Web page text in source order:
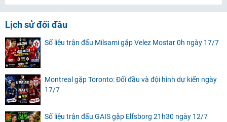
Lịch sử đối đầu
Số liệu trận đấu Milsami gặp Velez Mostar 0h ngày 17/7
Montreal gặp Toronto: Đối đầu và đội hình dự kiến ngày
17/7
Số liệu trận đấu GAIS gặp Elfsborg 21h30 ngày 12/7